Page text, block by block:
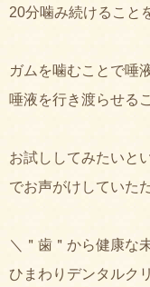
20分噛み続けること
ガムを噛むことで唾
唾液を行き渡らせる
お試ししてみたいと
でお声がけしていた
＼＂歯＂から健康な
ひまわりデンタルク